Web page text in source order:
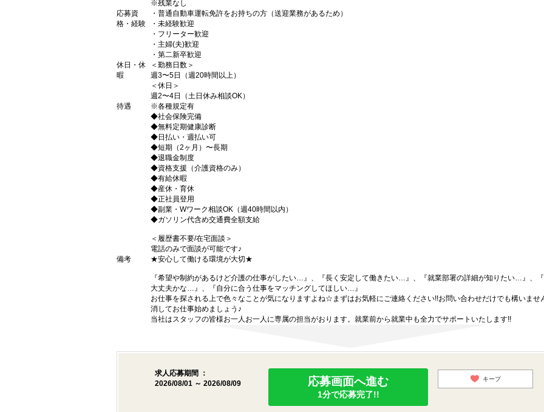
※残業なし
応募資
格・経験
・普通自動車運転免許をお持ちの方（送迎業務があるため）
・未経験歓迎
・フリーター歓迎
・主婦(夫)歓迎
・第二新卒歓迎
休日・休
暇
＜勤務日数＞
週3〜5日（週20時間以上）
＜休日＞
週2〜4日（土日休み相談OK）
待遇
※各種規定有
◆社会保険完備
◆無料定期健康診断
◆日払い・週払い可
◆短期（2ヶ月）〜長期
◆退職金制度
◆資格支援（介護資格のみ）
◆有給休暇
◆産休・育休
◆正社員登用
◆副業・Wワーク相談OK（週40時間以内）
◆ガソリン代含め交通費全額支給
＜履歴書不要/在宅面談＞
電話のみで面談が可能です♪
備考
★安心して働ける環境が大切★
『希望や制約があるけど介護の仕事がしたい…』、『長く安定して働きたい…』、『就業部署の詳細が知りたい…』、
大丈夫かな…』、『自分に合う仕事をマッチングしてほしい…』
お仕事を探される上で色々なことが気になりますよね☆まずはお気軽にご連絡ください!!お問い合わせだけでも構いませ
消してお仕事始めましょう♪
当社はスタッフの皆様お一人お一人に専属の担当がおります。就業前から就業中も全力でサポートいたします!!
求人応募期間 ：
2026/08/01 ～ 2026/08/09
応募画面へ進む
1分で応募完了!!
キープ